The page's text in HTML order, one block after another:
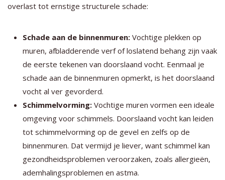
overlast tot ernstige structurele schade:
Schade aan de binnenmuren: Vochtige plekken op
muren, afbladderende verf of loslatend behang zijn vaak
de eerste tekenen van doorslaand vocht. Eenmaal je
schade aan de binnenmuren opmerkt, is het doorslaand
vocht al ver gevorderd.
Schimmelvorming: Vochtige muren vormen een ideale
omgeving voor schimmels. Doorslaand vocht kan leiden
tot schimmelvorming op de gevel en zelfs op de
binnenmuren. Dat vermijd je liever, want schimmel kan
gezondheidsproblemen veroorzaken, zoals allergieën,
ademhalingsproblemen en astma.